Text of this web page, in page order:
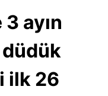
ayın
düdük
ilk 26